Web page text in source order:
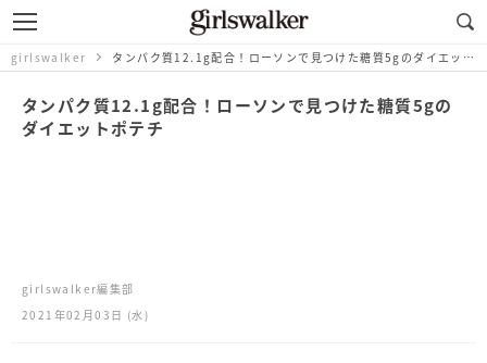
girlswalker タンパク質12.1g配合！ローソンで見つけた糖質5gのダイエットポテチ
タンパク質12.1g配合！ローソンで見つけた糖質5gの
ダイエットポテチ
girlswalker編集部
2021年02月03日 (水)